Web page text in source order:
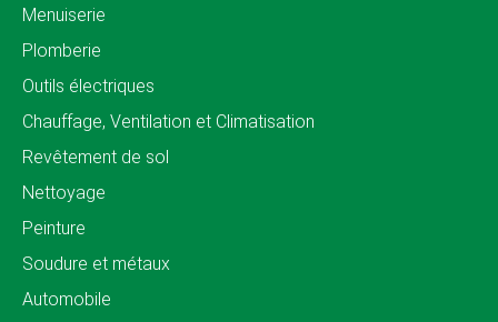
Menuiserie
Plomberie
Outils électriques
Chauffage, Ventilation et Climatisation
Revêtement de sol
Nettoyage
Peinture
Soudure et métaux
Automobile